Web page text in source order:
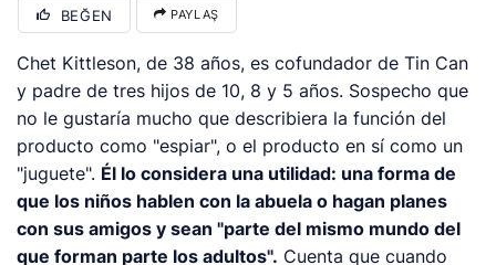
BEĞEN PAYLAŞ
Chet Kittleson, de 38 años, es cofundador de Tin Can
y padre de tres hijos de 10, 8 y 5 años. Sospecho que
no le gustaría mucho que describiera la función del
producto como "espiar", o el producto en sí como un
"juguete". Él lo considera una utilidad: una forma de
que los niños hablen con la abuela o hagan planes
con sus amigos y sean "parte del mismo mundo del
que forman parte los adultos". Cuenta que cuando